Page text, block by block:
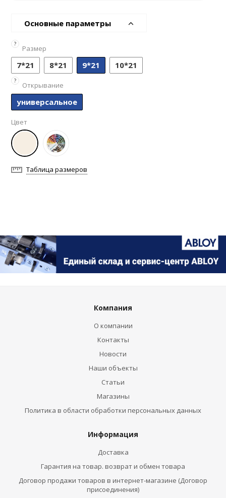
Основные параметры
?
Размер
7*21 8*21 9*21 10*21
?
Открывание
универсальное
Цвет
Таблица размеров
Компания
О компании
Контакты
Новости
Наши объекты
Статьи
Магазины
Политика в области обработки персональных данных
Информация
Доставка
Гарантия на товар. возврат и обмен товара
Договор продажи товаров в интернет-магазине (Договор
присоединения)